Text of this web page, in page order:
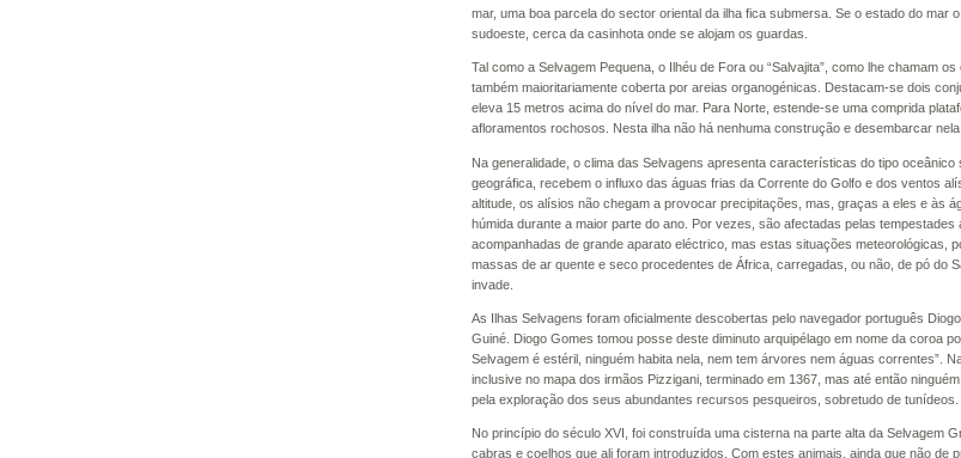
mar, uma boa parcela do sector oriental da ilha fica submersa. Se o estado do mar
sudoeste, cerca da casinhota onde se alojam os guardas.
Tal como a Selvagem Pequena, o Ilhéu de Fora ou “Salvajita”, como lhe chamam
também maioritariamente coberta por areias organogénicas. Destacam-se dois
eleva 15 metros acima do nível do mar. Para Norte, estende-se uma comprida
afloramentos rochosos. Nesta ilha não há nenhuma construção e desembarcar nela
Na generalidade, o clima das Selvagens apresenta características do tipo
geográfica, recebem o influxo das águas frias da Corrente do Golfo e dos ventos
altitude, os alísios não chegam a provocar precipitações, mas, graças a eles e às
húmida durante a maior parte do ano. Por vezes, são afectadas pelas
acompanhadas de grande aparato eléctrico, mas estas situações meteorológicas,
massas de ar quente e seco procedentes de África, carregadas, ou não, de pó do
invade.
As Ilhas Selvagens foram oficialmente descobertas pelo navegador português
Guiné. Diogo Gomes tomou posse deste diminuto arquipélago em nome da coroa
Selvagem é estéril, ninguém habita nela, nem tem árvores nem águas correntes”.
inclusive no mapa dos irmãos Pizzigani, terminado em 1367, mas até então
pela exploração dos seus abundantes recursos pesqueiros, sobretudo de tunídeos.
No princípio do século XVI, foi construída uma cisterna na parte alta da Selvagem
cabras e coelhos que ali foram introduzidos. Com estes animais, ainda que não de